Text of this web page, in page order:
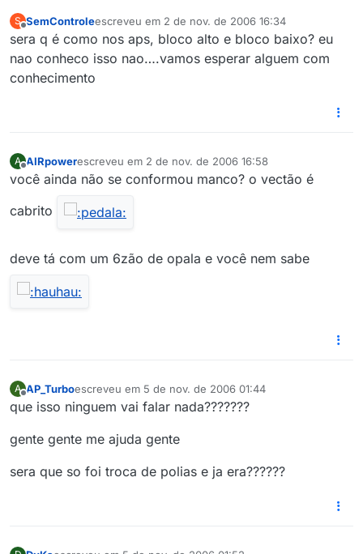
S
Offline
SemControleescreveu em 2 de nov. de 2006 16:34
última edição por
sera q é como nos aps, bloco alto e bloco baixo? eu
nao conheco isso nao….vamos esperar alguem com
conhecimento
A
Offline
AIRpowerescreveu em 2 de nov. de 2006 16:58
última edição por
você ainda não se conformou manco? o vectão é
cabrito
deve tá com um 6zão de opala e você nem sabe
A
Offline
AP_Turboescreveu em 5 de nov. de 2006 01:44
última edição por
que isso ninguem vai falar nada???????
gente gente me ajuda gente
sera que so foi troca de polias e ja era??????